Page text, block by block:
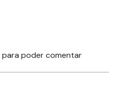
para poder comentar